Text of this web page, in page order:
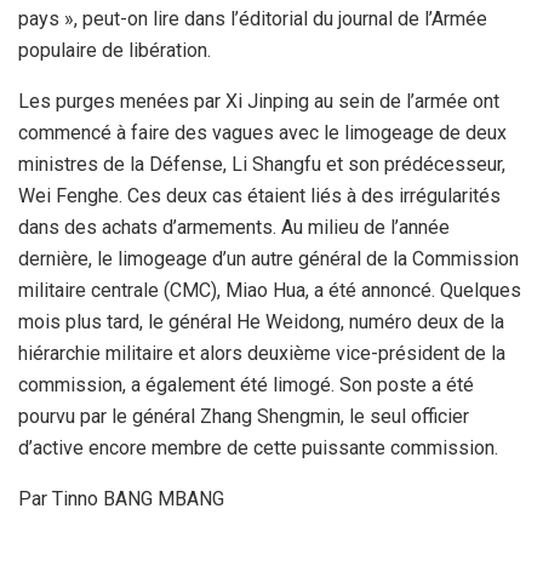
pays », peut-on lire dans l’éditorial du journal de l’Armée
populaire de libération.
Les purges menées par Xi Jinping au sein de l’armée ont
commencé à faire des vagues avec le limogeage de deux
ministres de la Défense, Li Shangfu et son prédécesseur,
Wei Fenghe. Ces deux cas étaient liés à des irrégularités
dans des achats d’armements. Au milieu de l’année
dernière, le limogeage d’un autre général de la Commission
militaire centrale (CMC), Miao Hua, a été annoncé. Quelques
mois plus tard, le général He Weidong, numéro deux de la
hiérarchie militaire et alors deuxième vice-président de la
commission, a également été limogé. Son poste a été
pourvu par le général Zhang Shengmin, le seul officier
d’active encore membre de cette puissante commission.
Par Tinno BANG MBANG